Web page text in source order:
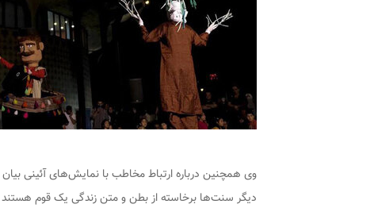
وی همچنین درباره ارتباط مخاطب با نمایش‌های آئینی
دیگر سنت‌ها برخاسته از بطن و متن زندگی یک قوم